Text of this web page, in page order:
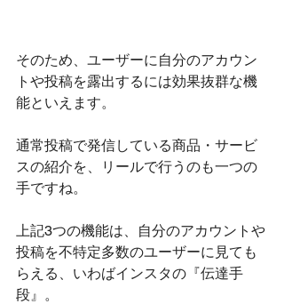
そのため、ユーザーに自分のアカウン
トや投稿を露出するには効果抜群な機
能といえます。
通常投稿で発信している商品・サービ
スの紹介を、リールで行うのも一つの
手ですね。
上記3つの機能は、自分のアカウントや
投稿を不特定多数のユーザーに見ても
らえる、いわばインスタの『伝達手
段』。